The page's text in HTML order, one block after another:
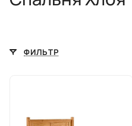
ФИЛЬТР